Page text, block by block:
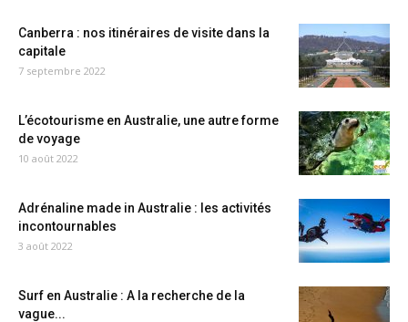
Canberra : nos itinéraires de visite dans la
capitale
7 septembre 2022
L’écotourisme en Australie, une autre forme
de voyage
10 août 2022
Adrénaline made in Australie : les activités
incontournables
3 août 2022
Surf en Australie : A la recherche de la
vague...